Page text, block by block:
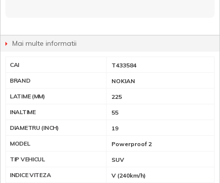
Mai multe informatii
CAI T433584
BRAND NOKIAN
LATIME (MM) 225
INALTIME 55
DIAMETRU (INCH) 19
MODEL Powerproof 2
TIP VEHICUL SUV
INDICE VITEZA V (240km/h)